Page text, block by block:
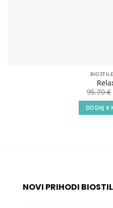
95.70€
DODAJ V
NOVI PRIHODI